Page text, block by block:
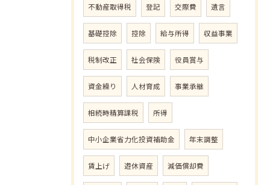
不動産取得税 登記 交際費 遺言
基礎控除 控除 給与所得 収益事業
税制改正 社会保険 役員賞与
資金繰り 人材育成 事業承継
相続時精算課税 所得
中小企業省力化投資補助金 年末調整
賃上げ 遊休資産 減価償却費